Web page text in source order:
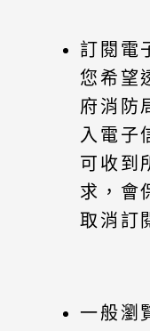
訂閱電
您希望
府消防
入電子
可收到
求，會
取消訂
一般瀏